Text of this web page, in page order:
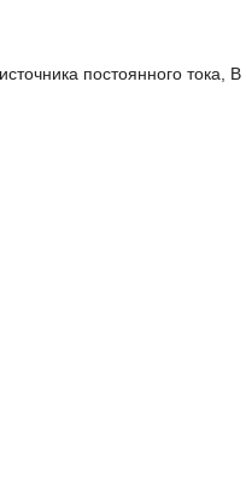
от источника
I
II